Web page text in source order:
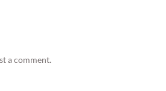
a comment.